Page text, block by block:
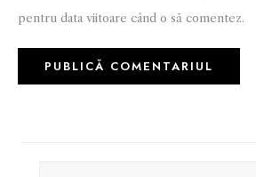
pentru data viitoare când o să comentez.